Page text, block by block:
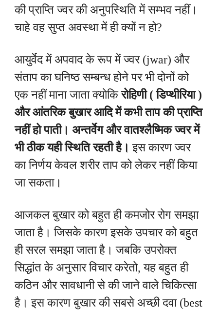
की प्राप्ति ज्वर की अनुपस्थिति में सम्भव नहीं।
चाहे वह सुप्त अवस्था में ही क्यों न हो?
आयुर्वेद में अपवाद के रूप में ज्वर (jwar) और
संताप का घनिष्ठ सम्बन्ध होने पर भी दोनों को
एक नहीं माना जाता क्योकिरोहिणी ( डिप्थीरिया )
और आंतरिक बुखार आदि में कभी ताप की प्राप्ति
नहीं हो पाती। अन्तर्वेग और वातश्लैष्मिक ज्वर में
भी ठीक यही स्थिति रहती है। इस कारण ज्वर
का निर्णय केवल शरीर ताप को लेकर नहीं किया
जा सकता।
आजकल बुखार को बहुत ही कमजोर रोग समझा
जाता है। जिसके कारण इसके उपचार को बहुत
ही सरल समझा जाता है।जबकि उपरोक्त
सिद्धांत के अनुसार विचार करेतो, यह बहुत ही
कठिन और सावधानी से की जाने वाले चिकित्सा
है। इस कारण बुखार की सबसे अच्छी दवा (best